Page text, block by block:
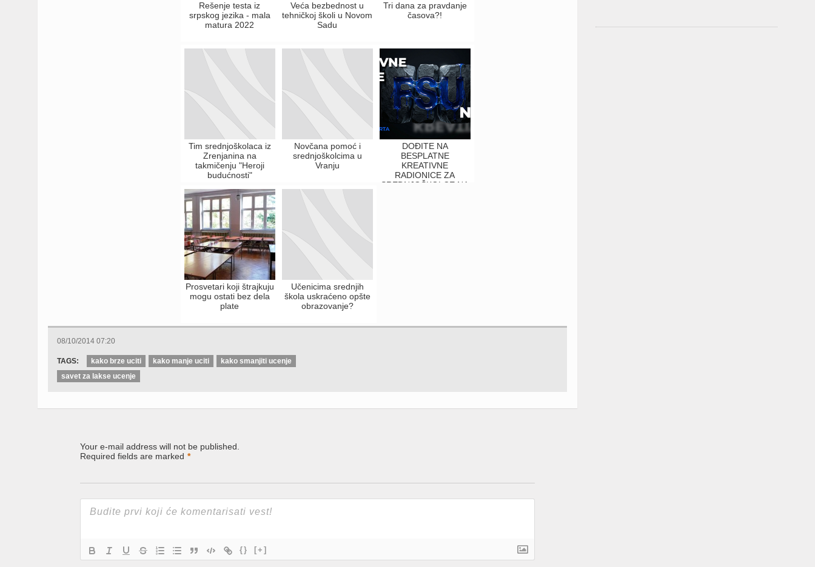
Rešenje testa iz
srpskog jezika - mala
matura 2022
Veća bezbednost u
tehničkoj školi u Novom
Sadu
Tri dana za pravdanje
časova?!
Tim srednjoškolaca iz
Zrenjanina na
takmičenju "Heroji
budućnosti"
Novčana pomoć i
srednjoškolcima u
Vranju
DOĐITE NA
BESPLATNE
KREATIVNE
RADIONICE ZA
SREDNJOŠKOLCE NA
Prosvetari koji štrajkuju
mogu ostati bez dela
plate
Učenicima srednjih
škola uskraćeno opšte
obrazovanje?
08/10/2014 07:20
TAGS: kako brze uciti kako manje uciti
kako smanjiti ucenje
savet za lakse ucenje
Your e-mail address will not be published.
Required fields are marked *
{} [+]